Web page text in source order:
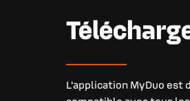
L'application MyDuo est